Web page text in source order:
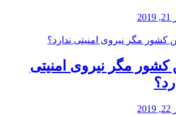
کشور مگر نیروی امنیتی